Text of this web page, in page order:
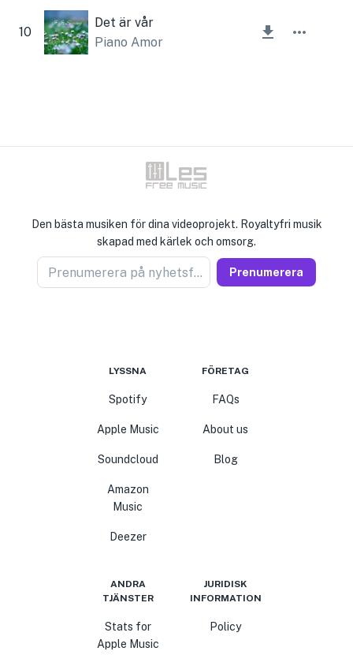
10
Det är vår
Piano Amor
Den bästa musiken för dina videoprojekt. Royaltyfri musik
skapad med kärlek och omsorg.
Prenumerera på nyhetsförsäljare Prenumerera
LYSSNA
Spotify
Apple Music
Soundcloud
Amazon
Music
Deezer
FÖRETAG
FAQs
About us
Blog
ANDRA
TJÄNSTER
Stats for
Apple Music
JURIDISK
INFORMATION
Policy